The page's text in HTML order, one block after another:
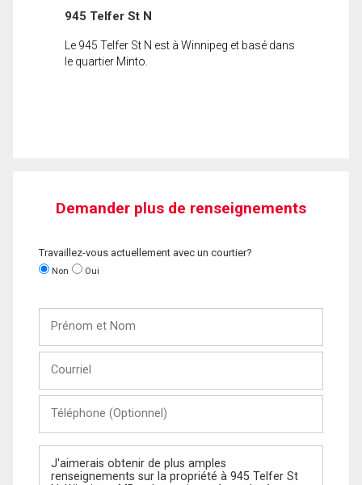
945 Telfer St N
Le 945 Telfer St N est à Winnipeg et basé dans
le quartier Minto.
Demander plus de renseignements
Travaillez-vous actuellement avec un courtier?
Non Oui
Nom
(Optionnel)
Message